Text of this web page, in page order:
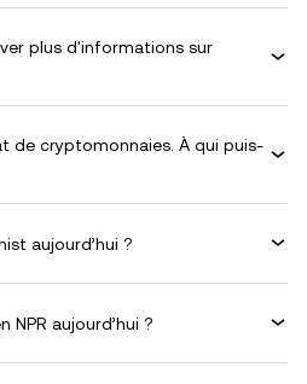
plus d'informations sur
de cryptomonnaies. À qui puis-
aujourd’hui ?
NPR aujourd’hui ?